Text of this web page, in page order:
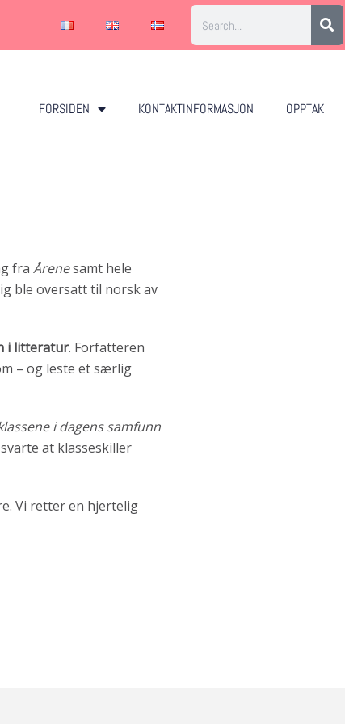
FORSIDEN KONTAKTINFORMASJON OPPTAK
fra Årenesamt hele
ble oversatt til norsk av
i litteratur. Forfatteren
– og leste et særlig
i dagens samfunn
at klasseskiller
Vi retter en hjertelig